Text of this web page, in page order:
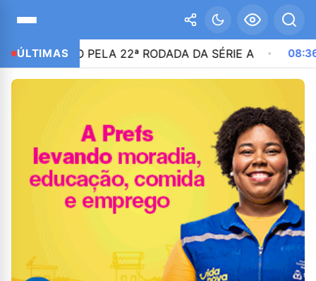
ÚLTIMAS
PELA 22ª RODADA DA SÉRIE A 08:36